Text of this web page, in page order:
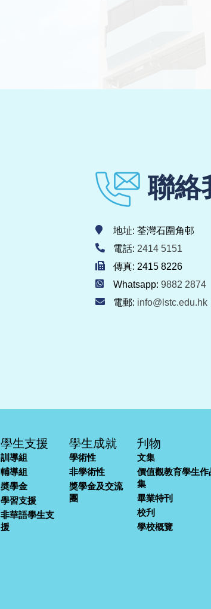
聯絡
地址: 荃灣石圍角邨
電話: 2414 5151
傳真: 2415 8226
Whatsapp: 9882 2874
電郵: info@lstc.edu.hk
學生支援
訓導組
輔導組
奬學金
學習支援
非華語學生支
援
學生成就
學術性
非學術性
獎學金及交流
團
刋物
文集
價值觀教育學生作
集
畢業特刊
校刋
學校概覽